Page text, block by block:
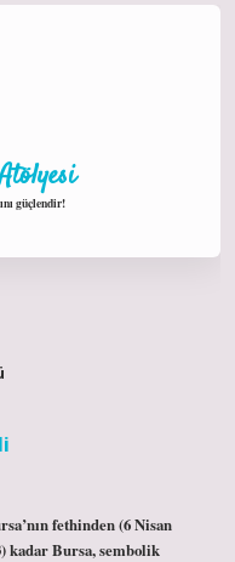
güçlendir!
fethinden (6 Nisan
kadar Bursa, sembolik